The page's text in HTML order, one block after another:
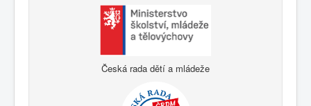
Česká rada dětí a mládeže